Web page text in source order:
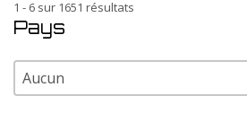
1 - 6 sur 1651 résultats
Pays
Pays
Pays